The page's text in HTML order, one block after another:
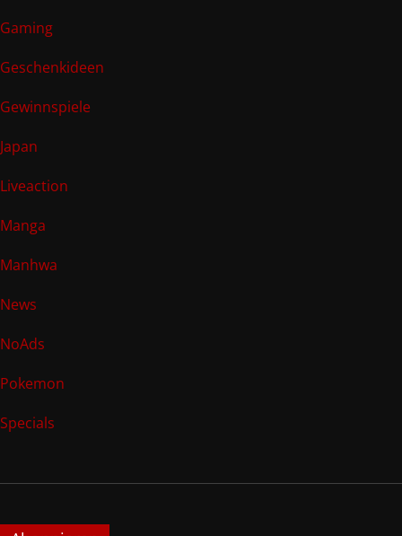
Gaming
Geschenkideen
Gewinnspiele
Japan
Liveaction
Manga
Manhwa
News
NoAds
Pokemon
Specials